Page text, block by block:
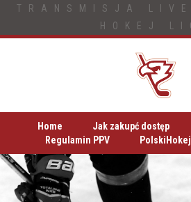
TRANSMISJA
HOKEJ
Home Jak zakupć dostęp
Regulamin PPV